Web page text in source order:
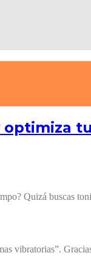
optimiza
Quizá buscas
vibratorias”.